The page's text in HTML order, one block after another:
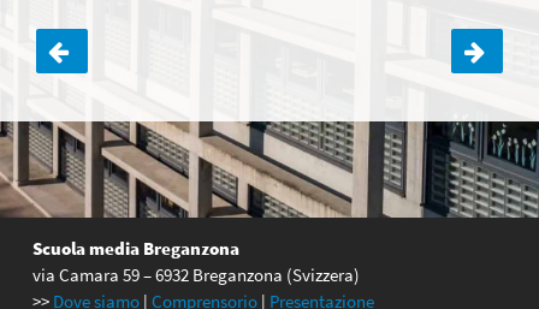
Navigazione
articoli
Scuola media Breganzona
via Camara 59 – 6932 Breganzona (Svizzera)
>> Dove siamo | Comprensorio | Presentazione